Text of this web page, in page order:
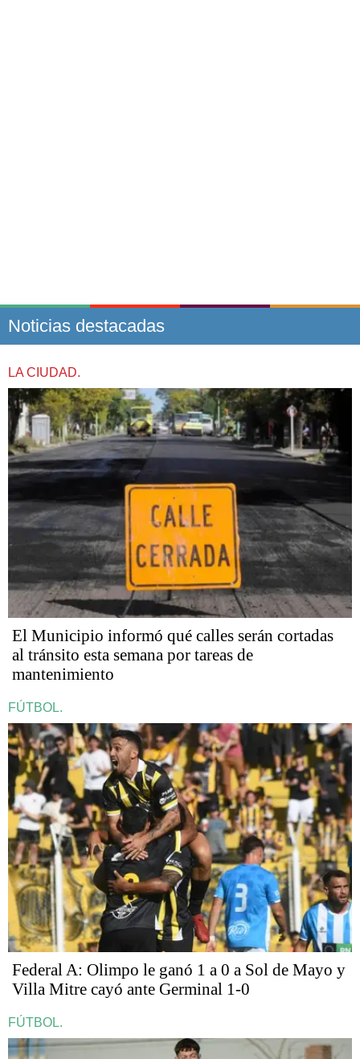
Noticias destacadas
LA CIUDAD.
El Municipio informó qué calles serán cortadas
al tránsito esta semana por tareas de
mantenimiento
FÚTBOL.
Federal A: Olimpo le ganó 1 a 0 a Sol de Mayo y
Villa Mitre cayó ante Germinal 1-0
FÚTBOL.